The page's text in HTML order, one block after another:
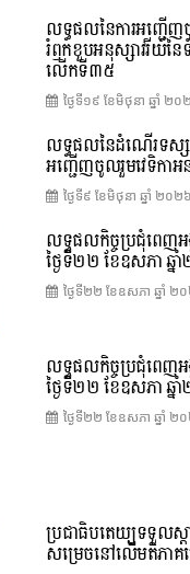
លទ្ធផលនៃការអញ្ជើ
រំឭកខួបអនុស្សាវរីយ៍ន
លើកទី៣៥
ថ្ងៃទី១៩ ខែ​មិថុនា ឆ្នាំ ២០
លទ្ធផលនៃដំណើរទស្សន
អញ្ជើញចូលរួមវេទិកា
ថ្ងៃទី៩ ខែ​មិថុនា ឆ្នាំ ២០២៦
លទ្ធផលកិច្ចប្រជុំពេញអ
ថ្ងៃទី២២ ខែឧសភា ឆ្
ថ្ងៃទី២២ ខែ​ឧសភា ឆ្នាំ ២
លទ្ធផលកិច្ចប្រជុំពេញអ
ថ្ងៃទី២២ ខែឧសភា ឆ្
ថ្ងៃទី២២ ខែ​ឧសភា ឆ្នាំ ២
ប្រជាធិបតេយ្យទទួលស្
សម្រេចនៅលើមតិភាគ